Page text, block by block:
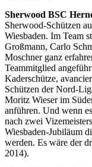
Sherwood BSC
Sherwood-Schützen
Wiesbaden. Im Team
Großmann, Carlo
Moschner ganz
Teammitglied
Kaderschütze,
Schützen der Nord-
Moritz Wieser im
anführen. Und wenn
nach zwei
Wiesbaden-Jubiläum
werden. Es wäre der
2014).